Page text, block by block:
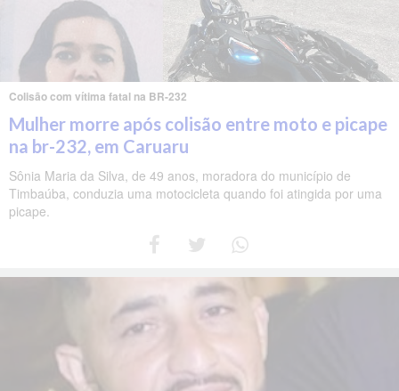
Colisão com vítima fatal na BR-232
Mulher morre após colisão entre moto e picape
na br-232, em Caruaru
Sônia Maria da Silva, de 49 anos, moradora do município de
Timbaúba, conduzia uma motocicleta quando foi atingida por uma
picape.